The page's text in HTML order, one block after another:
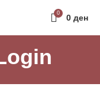
0 0 ден
код за 10%